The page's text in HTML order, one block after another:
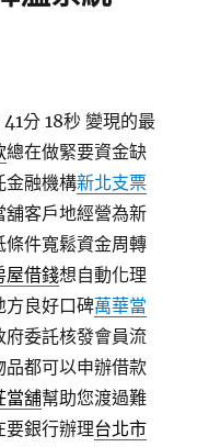
分 18秒 變現的最
總在做緊要資金缺
金融機構新北支票
客戶地經營為新
條件寬鬆資金周轉
屋借錢想自動化理
方良好口碑萬華當
委託核發會員流
品都可以申辦借款
當舖幫助您渡過難
要銀行辦理台北市